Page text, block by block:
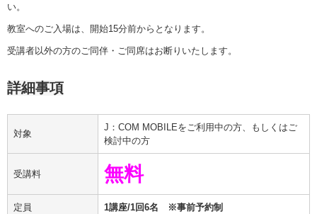
い。
教室へのご入場は、開始15分前からとなります。
受講者以外の方のご同伴・ご同席はお断りいたします。
詳細事項
対象
J：COM MOBILEをご利用中の方、もしくはご
検討中の方
受講料 無料
定員 1講座/1回6名 ※事前予約制